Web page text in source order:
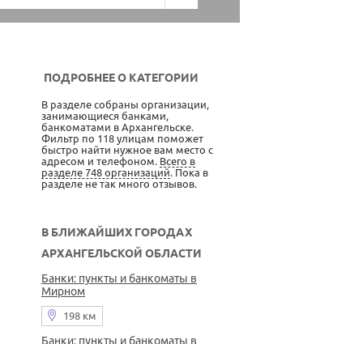
ПОДРОБНЕЕ О КАТЕГОРИИ
В разделе собраны организации,
занимающиеся банками,
банкоматами в Архангельске.
Фильтр по 118 улицам поможет
быстро найти нужное вам место с
адресом и телефоном. Всего в
разделе 748 организаций. Пока в
разделе не так много отзывов.
В БЛИЖАЙШИХ ГОРОДАХ
АРХАНГЕЛЬСКОЙ ОБЛАСТИ
Банки: пункты и банкоматы в
Мирном
198 км
Банки: пункты и банкоматы в